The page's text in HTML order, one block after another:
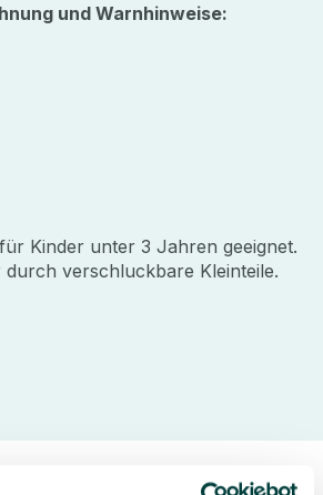
und Warnhinweise:
Kinder unter 3 Jahren geeignet.
durch verschluckbare Kleinteile.